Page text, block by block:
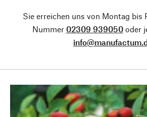
Sie erreichen uns von Montag bis
Nummer 02309 939050oder